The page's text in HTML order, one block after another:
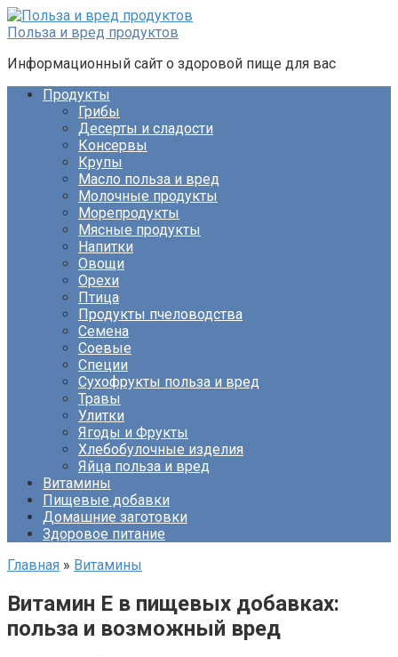
Перейти
к
Польза и вред продуктов
Информационный сайт о здоровой пище для вас
Продукты
Грибы
Десерты и сладости
Консервы
Крупы
Масло польза и вред
Молочные продукты
Морепродукты
Мясные продукты
Напитки
Овощи
Орехи
Птица
Продукты пчеловодства
Семена
Соевые
Специи
Сухофрукты польза и вред
Травы
Улитки
Ягоды и Фрукты
Хлебобулочные изделия
Яйца польза и вред
Витамины
Пищевые добавки
Домашние заготовки
Здоровое питание
Главная » Витамины
Витамин E в пищевых добавках:
польза и возможный вред